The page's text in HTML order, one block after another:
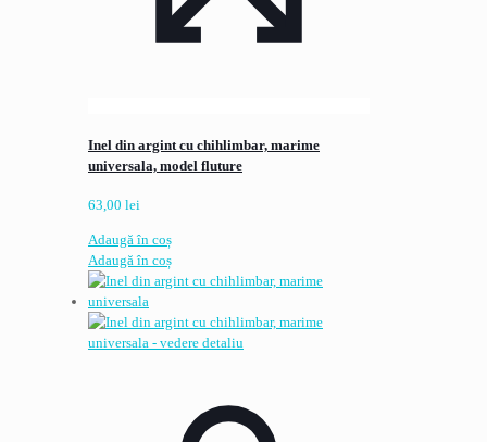
Inel din argint cu chihlimbar, marime
universala, model fluture
63,00 lei
Adaugă în coș
Adaugă în coș